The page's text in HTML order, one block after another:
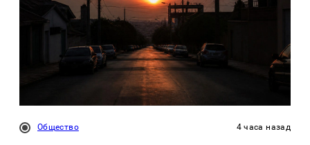
Общество 4 часа назад